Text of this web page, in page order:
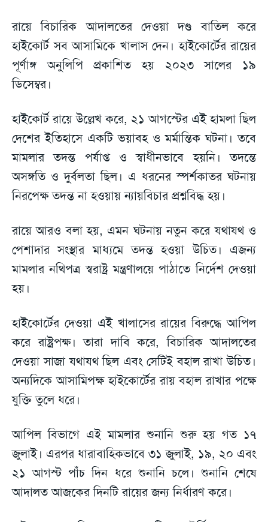
রায়ে বিচারিক আদালতের দেওয়া দণ্ড বাতিল করে
হাইকোর্ট সব আসামিকে খালাস দেন। হাইকোর্টের রায়ের
পূর্ণাঙ্গ অনুলিপি প্রকাশিত হয় ২০২৩ সালের ১৯
ডিসেম্বর।
হাইকোর্ট রায়ে উল্লেখ করে, ২১ আগস্টের এই হামলা ছিল
দেশের ইতিহাসে একটি ভয়াবহ ও মর্মান্তিক ঘটনা। তবে
মামলার তদন্ত পর্যাপ্ত ও স্বাধীনভাবে হয়নি। তদন্তে
অসঙ্গতি ও দুর্বলতা ছিল। এ ধরনের স্পর্শকাতর ঘটনায়
নিরপেক্ষ তদন্ত না হওয়ায় ন্যায়বিচার প্রশ্নবিদ্ধ হয়।
রায়ে আরও বলা হয়, এমন ঘটনায় নতুন করে যথাযথ ও
পেশাদার সংস্থার মাধ্যমে তদন্ত হওয়া উচিত। এজন্য
মামলার নথিপত্র স্বরাষ্ট্র মন্ত্রণালয়ে পাঠাতে নির্দেশ দেওয়া
হয়।
হাইকোর্টের দেওয়া এই খালাসের রায়ের বিরুদ্ধে আপিল
করে রাষ্ট্রপক্ষ। তারা দাবি করে, বিচারিক আদালতের
দেওয়া সাজা যথাযথ ছিল এবং সেটিই বহাল রাখা উচিত।
অন্যদিকে আসামিপক্ষ হাইকোর্টের রায় বহাল রাখার পক্ষে
যুক্তি তুলে ধরে।
আপিল বিভাগে এই মামলার শুনানি শুরু হয় গত ১৭
জুলাই। এরপর ধারাবাহিকভাবে ৩১ জুলাই, ১৯, ২০ এবং
২১ আগস্ট পাঁচ দিন ধরে শুনানি চলে। শুনানি শেষে
আদালত আজকের দিনটি রায়ের জন্য নির্ধারণ করে।